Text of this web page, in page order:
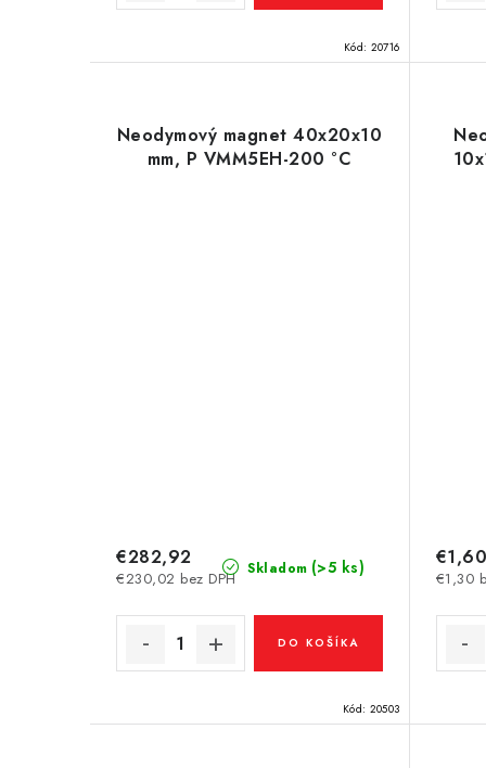
Kód: 20716
Neodymový magnet 40x20x10
mm, P VMM5EH-200 °C
Skladom (>5 ks)
€230,02 bez DPH
€282,92
DO KOŠÍKA
Kód: 20503
€1,30
€1,60